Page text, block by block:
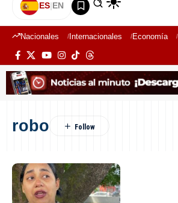
ES|EN
Nacionales Internacionales Economía
robo